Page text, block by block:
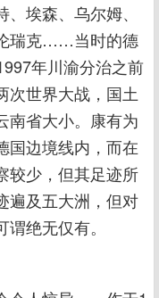
埃森、乌尔姆、
瑞克……当时的德
年川渝分治之前
次世界大战，国土
南省大小。康有为
国边境线内，而在
较少，但其足迹所
遍及五大洲，但对
绝无仅有。